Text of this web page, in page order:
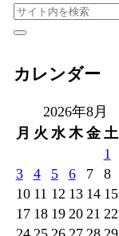
カレンダー
2026年8月
月 火 水 木 金 土
1
3
4 5 6 7 8
10 11 12 13 14 15
17 18 19 20 21 22